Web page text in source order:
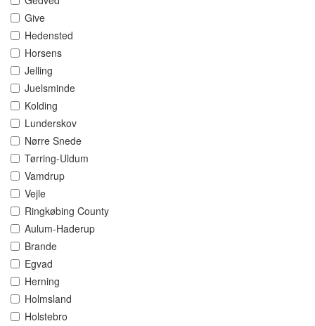
Give
Hedensted
Horsens
Jelling
Juelsminde
Kolding
Lunderskov
Nørre Snede
Tørring-Uldum
Vamdrup
Vejle
Ringkøbing County
Aulum-Haderup
Brande
Egvad
Herning
Holmsland
Holstebro